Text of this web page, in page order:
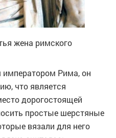
жена римского
императором Рима, он
что является
дорогостоящей
простые шерстяные
вязали для него